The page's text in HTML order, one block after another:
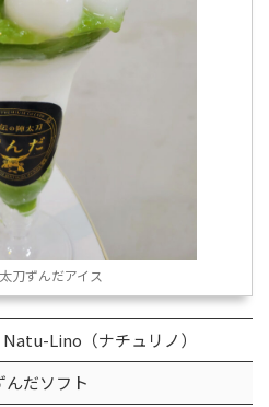
刀ずんだアイス
Lino（ナチュリノ）
んだソフト